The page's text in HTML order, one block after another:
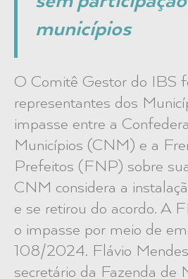
municípios
O Comitê Gestor do IBS
representantes dos
impasse entre a
Municípios (CNM) e a
Prefeitos (FNP) sobre
CNM considera a
e se retirou do acordo. A
o impasse por meio de
108/2024. Flávio
secretário da Fazenda de